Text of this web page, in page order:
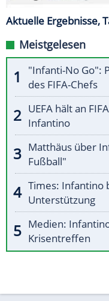
Aktuelle Ergebnisse,
Meistgelesen
"Infanti-No Go":
des FIFA-Chefs
UEFA hält an
Infantino
Matthäus über
Fußball"
Times: Infantino
Unterstützung
Medien:
Krisentreffen